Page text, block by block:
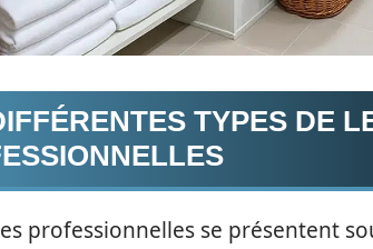
TYPES DE
professionnelles se présentent